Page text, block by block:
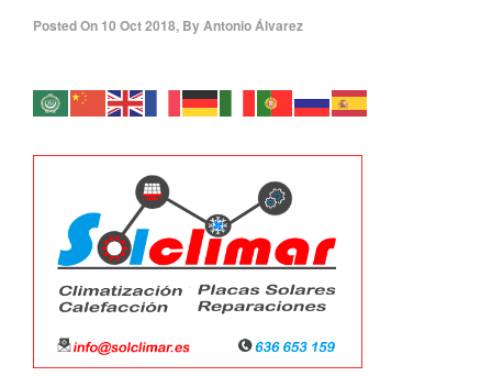
Posted On 10 Oct 2018, ByAntonio Álvarez